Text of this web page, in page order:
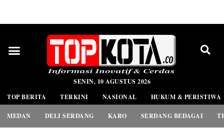
SENIN, 10 AGUSTUS 2026
TOP BERITA
TERKINI NASIONAL HUKUM & PERISTIWA
MEDAN DELI SERDANG KARO SERDANG BEDAGAI